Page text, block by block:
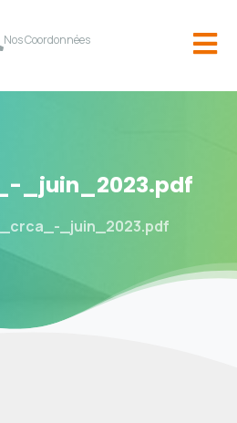
Nos Coordonnées
_juin_2023.pdf
_juin_2023.pdf